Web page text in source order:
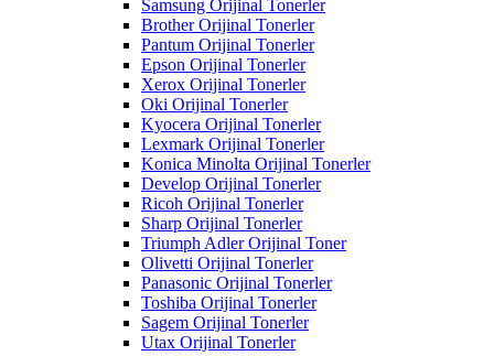
Samsung Orijinal Tonerler
Brother Orijinal Tonerler
Pantum Orijinal Tonerler
Epson Orijinal Tonerler
Xerox Orijinal Tonerler
Oki Orijinal Tonerler
Kyocera Orijinal Tonerler
Lexmark Orijinal Tonerler
Konica Minolta Orijinal Tonerler
Develop Orijinal Tonerler
Ricoh Orijinal Tonerler
Sharp Orijinal Tonerler
Triumph Adler Orijinal Toner
Olivetti Orijinal Tonerler
Panasonic Orijinal Tonerler
Toshiba Orijinal Tonerler
Sagem Orijinal Tonerler
Utax Orijinal Tonerler